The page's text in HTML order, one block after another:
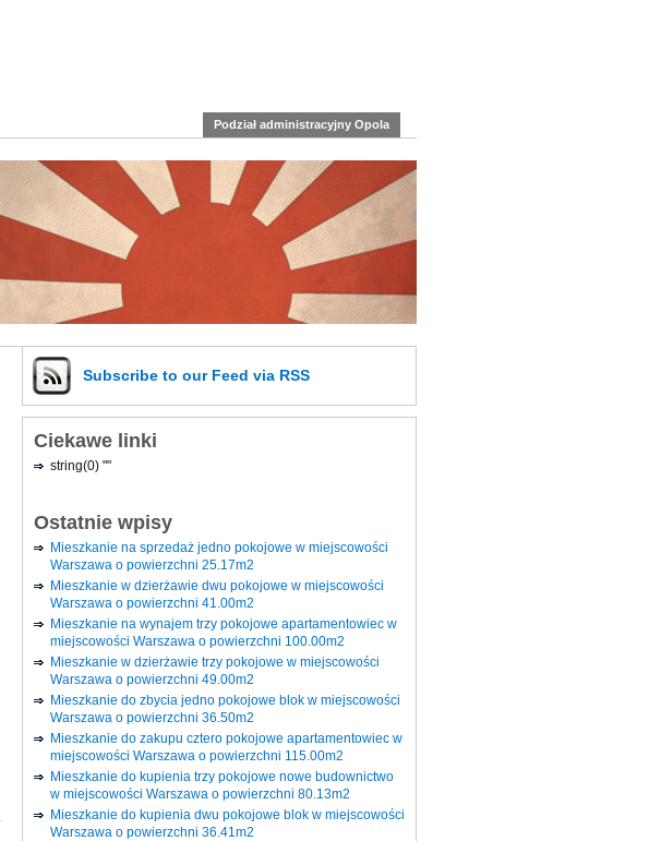
Podział administracyjny Opola
Subscribe to our Feed via RSS
Ciekawe linki
string(0) ""
Ostatnie wpisy
Mieszkanie na sprzedaż jedno pokojowe w miejscowości
Warszawa o powierzchni 25.17m2
Mieszkanie w dzierżawie dwu pokojowe w miejscowości
Warszawa o powierzchni 41.00m2
Mieszkanie na wynajem trzy pokojowe apartamentowiec w
miejscowości Warszawa o powierzchni 100.00m2
Mieszkanie w dzierżawie trzy pokojowe w miejscowości
Warszawa o powierzchni 49.00m2
Mieszkanie do zbycia jedno pokojowe blok w miejscowości
Warszawa o powierzchni 36.50m2
Mieszkanie do zakupu cztero pokojowe apartamentowiec w
miejscowości Warszawa o powierzchni 115.00m2
Mieszkanie do kupienia trzy pokojowe nowe budownictwo
w miejscowości Warszawa o powierzchni 80.13m2
Mieszkanie do kupienia dwu pokojowe blok w miejscowości
Warszawa o powierzchni 36.41m2